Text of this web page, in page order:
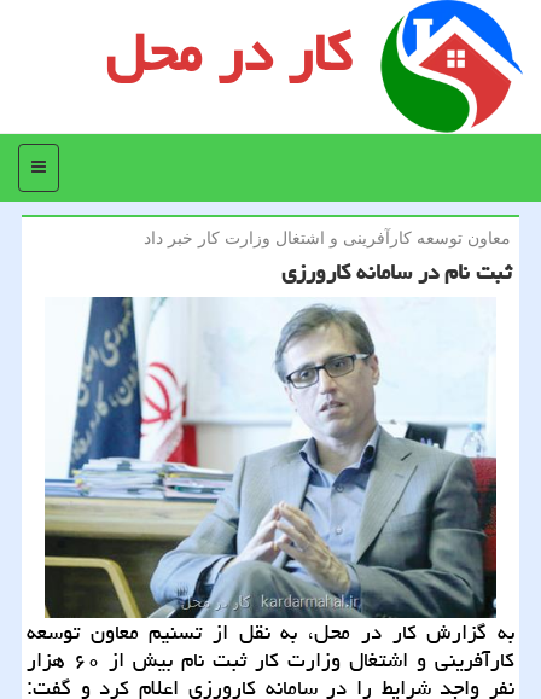
کار در محل
منو
معاون توسعه كارآفرینی و اشتغال وزارت كار خبر داد
ثبت نام در سامانه كارورزی
به گزارش كار در محل، به نقل از تسنیم معاون توسعه
كارآفرینی و اشتغال وزارت كار ثبت‌ نام بیش از ۶۰ هزار
نفر واجد شرایط را در سامانه كارورزی اعلام كرد و گفت: